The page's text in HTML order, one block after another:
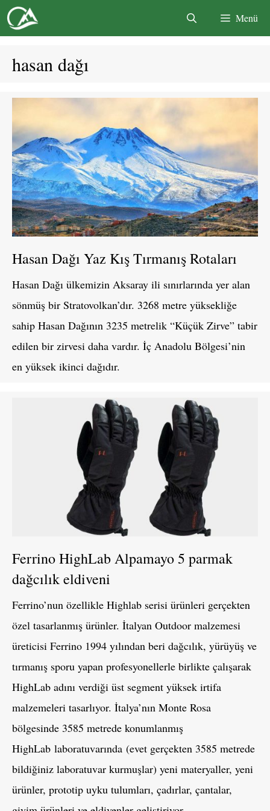
İçeriğe
atla
Menü
hasan dağı
Hasan Dağı Yaz Kış Tırmanış Rotaları
Hasan Dağı ülkemizin Aksaray ili sınırlarında yer alan
sönmüş bir Stratovolkan’dır. 3268 metre yüksekliğe
sahip Hasan Dağının 3235 metrelik “Küçük Zirve” tabir
edilen bir zirvesi daha vardır. İç Anadolu Bölgesi’nin
en yüksek ikinci dağıdır.
Ferrino HighLab Alpamayo 5 parmak
dağcılık eldiveni
Ferrino’nun özellikle Highlab serisi ürünleri gerçekten
özel tasarlanmış ürünler. İtalyan Outdoor malzemesi
üreticisi Ferrino 1994 yılından beri dağcılık, yürüyüş ve
tırmanış sporu yapan profesyonellerle birlikte çalışarak
HighLab adını verdiği üst segment yüksek irtifa
malzemeleri tasarlıyor. İtalya’nın Monte Rosa
bölgesinde 3585 metrede konumlanmış
HighLab laboratuvarında (evet gerçekten 3585 metrede
bildiğiniz laboratuvar kurmuşlar) yeni materyaller, yeni
ürünler, prototip uyku tulumları, çadırlar, çantalar,